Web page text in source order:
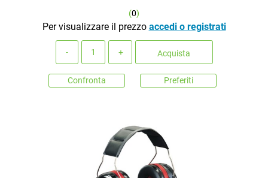
(0)
Per visualizzare il prezzo accedi o registrati
Acquista
Confronta Preferiti